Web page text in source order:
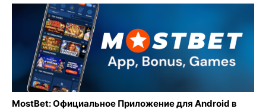
MostBet: Официальное Приложение для Android в